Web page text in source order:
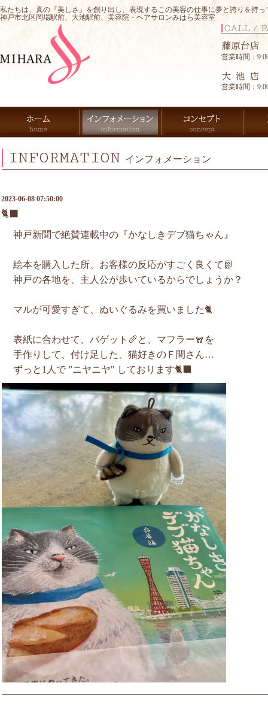
私たちは、真の『美しさ』を創り出し、表現するこの美容の仕事に夢と誇りを持
神戸市北区岡場駅前、大池駅前、美容院・ヘアサロンみはら美容室
営業時間：
営業時間：
INFORMATION インフォメーション
2023-06-08 07:50:00
🐈‍⬛
神戸新聞で絶賛連載中の『かなしきデブ猫ちゃん』
絵本を購入した所、お客様の反応がすごく良くて📗
神戸の各地を、主人公が歩いているからでしょうか？
マルが可愛すぎて、ぬいぐるみを買いました🐈
表紙に合わせて、バゲット🥖と、マフラー🧣を
手作りして、付け足した、猫好きのＦ間さん…
ずっと1人で ”ニヤニヤ" しております🐈‍⬛